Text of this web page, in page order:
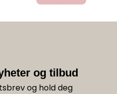
og tilbud
og hold deg